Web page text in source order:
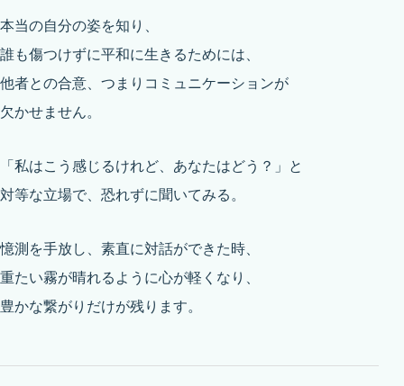
本当の自分の姿を知り、
誰も傷つけずに平和に生きるためには、
他者との合意、つまりコミュニケーションが
欠かせません。
「私はこう感じるけれど、あなたはどう？」と
対等な立場で、恐れずに聞いてみる。
憶測を手放し、素直に対話ができた時、
重たい霧が晴れるように心が軽くなり、
豊かな繋がりだけが残ります。